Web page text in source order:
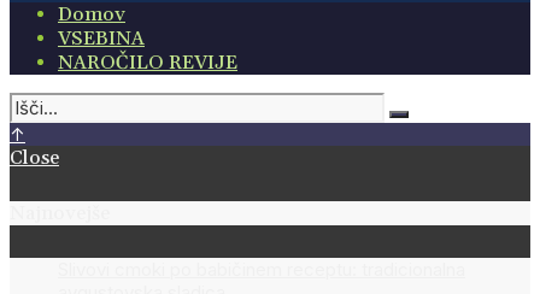
Domov
VSEBINA
NAROČILO REVIJE
↑
Close